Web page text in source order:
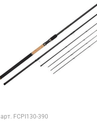
арт. FCPI130-390